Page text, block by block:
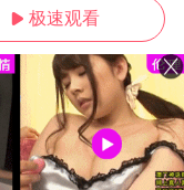
 极速观看